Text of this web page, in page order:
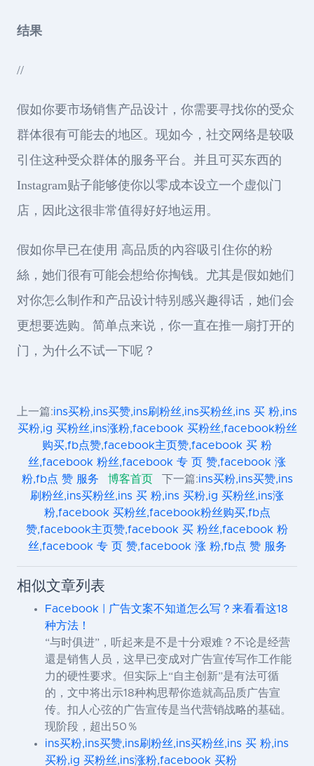
结果
//
假如你要市场销售产品设计，你需要寻找你的受众
群体很有可能去的地区。现如今，社交网络是较吸
引住这种受众群体的服务平台。并且可买东西的
Instagram贴子能够使你以零成本设立一个虚似门
店，因此这很非常值得好好地运用。
假如你早已在使用 高品质的內容吸引住你的粉
絲，她们很有可能会想给你掏钱。尤其是假如她们
对你怎么制作和产品设计特别感兴趣得话，她们会
更想要选购。简单点来说，你一直在推一扇打开的
门，为什么不试一下呢？
上一篇:ins买粉,ins买赞,ins刷粉丝,ins买粉丝,ins 买 粉,ins
买粉,ig 买粉丝,ins涨粉,facebook 买粉丝,facebook粉丝
购买,fb点赞,facebook主页赞,facebook 买 粉
丝,facebook 粉丝,facebook 专 页 赞,facebook 涨
粉,fb点 赞 服务
博客首页 下一篇:ins买粉,ins买赞,ins
刷粉丝,ins买粉丝,ins 买 粉,ins 买粉,ig 买粉丝,ins涨
粉,facebook 买粉丝,facebook粉丝购买,fb点
赞,facebook主页赞,facebook 买 粉丝,facebook 粉
丝,facebook 专 页 赞,facebook 涨 粉,fb点 赞 服务
相似文章列表
Facebook | 广告文案不知道怎么写？来看看这18
种方法！
“与时俱进”，听起来是不是十分艰难？不论是经营
還是销售人员，这早已变成对广告宣传写作工作能
力的硬性要求。但实际上“自主创新”是有法可循
的，文中将出示18种构思帮你造就高品质广告宣
传。扣人心弦的广告宣传是当代营销战略的基础。
现阶段，超出50％
ins买粉,ins买赞,ins刷粉丝,ins买粉丝,ins 买 粉,ins
买粉,ig 买粉丝,ins涨粉,facebook 买粉